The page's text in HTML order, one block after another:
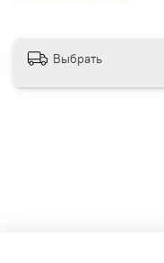
Выбрать